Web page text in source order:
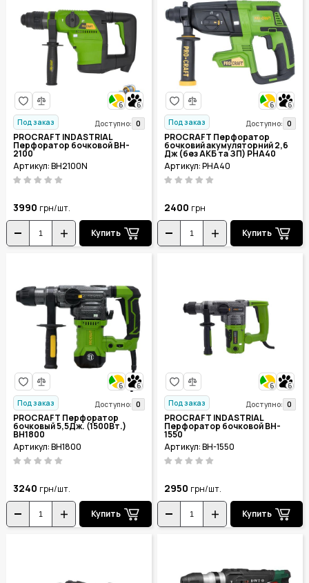
6
6
Под заказ
Доступно: 0
PROCRAFT INDASTRIAL
Перфоратор бочковой BH-
2100
Артикул: BH2100N
3990 грн/шт.
Купить
6
6
Под заказ
Доступно: 0
PROCRAFT Перфоратор
бочковий акумуляторний 2,6
Дж (без АКБ та ЗП) PHA40
Артикул: PHA40
2400 грн
Купить
6
6
Под заказ
Доступно: 0
PROCRAFT Перфоратор
бочковый 5,5Дж. (1500Вт.)
BH1800
Артикул: BH1800
3240 грн/шт.
Купить
6
6
Под заказ
Доступно: 0
PROCRAFT INDASTRIAL
Перфоратор бочковой BH-
1550
Артикул: BH-1550
2950 грн/шт.
Купить